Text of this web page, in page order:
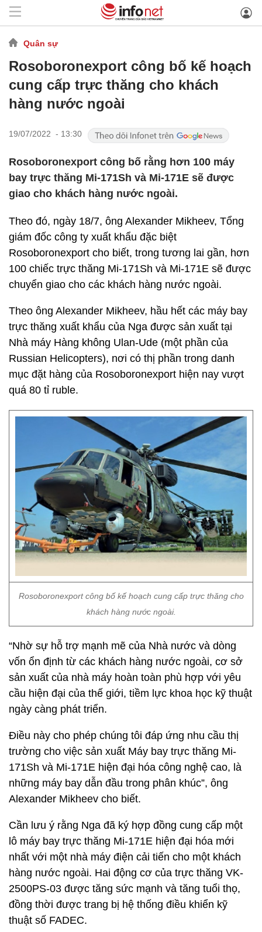
Quân sự
Rosoboronexport công bố kế hoạch
cung cấp trực thăng cho khách
hàng nước ngoài
19/07/2022 - 13:30
Rosoboronexport công bố rằng hơn 100 máy
bay trực thăng Mi-171Sh và Mi-171E sẽ được
giao cho khách hàng nước ngoài.
Theo đó, ngày 18/7, ông Alexander Mikheev, Tổng
giám đốc công ty xuất khẩu đặc biệt
Rosoboronexport cho biết, trong tương lai gần, hơn
100 chiếc trực thăng Mi-171Sh và Mi-171E sẽ được
chuyển giao cho các khách hàng nước ngoài.
Theo ông Alexander Mikheev, hầu hết các máy bay
trực thăng xuất khẩu của Nga được sản xuất tại
Nhà máy Hàng không Ulan-Ude (một phần của
Russian Helicopters), nơi có thị phần trong danh
mục đặt hàng của Rosoboronexport hiện nay vượt
quá 80 tỉ ruble.
Rosoboronexport công bố kế hoạch cung cấp trực thăng cho
khách hàng nước ngoài.
“Nhờ sự hỗ trợ mạnh mẽ của Nhà nước và dòng
vốn ổn định từ các khách hàng nước ngoài, cơ sở
sản xuất của nhà máy hoàn toàn phù hợp với yêu
cầu hiện đại của thế giới, tiềm lực khoa học kỹ thuật
ngày càng phát triển.
Điều này cho phép chúng tôi đáp ứng nhu cầu thị
trường cho việc sản xuất Máy bay trực thăng Mi-
171Sh và Mi-171E hiện đại hóa công nghệ cao, là
những máy bay dẫn đầu trong phân khúc”, ông
Alexander Mikheev cho biết.
Cần lưu ý rằng Nga đã ký hợp đồng cung cấp một
lô máy bay trực thăng Mi-171E hiện đại hóa mới
nhất với một nhà máy điện cải tiến cho một khách
hàng nước ngoài. Hai động cơ của trực thăng VK-
2500PS-03 được tăng sức mạnh và tăng tuổi thọ,
đồng thời được trang bị hệ thống điều khiển kỹ
thuật số FADEC.